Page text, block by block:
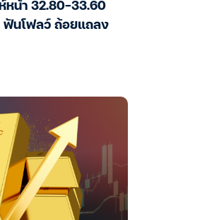
หน้า 32.80-33.60
ฟันโฟลว์ ถ้อยแถลง